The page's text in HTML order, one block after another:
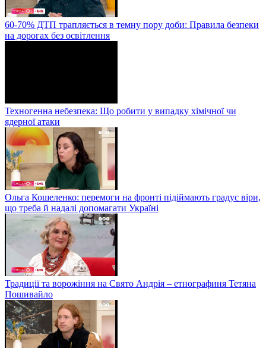
60-70% ДТП трапляється в темну пору доби: Правила безпеки
на дорогах без освітлення
Техногенна небезпека: Що робити у випадку хімічної чи
ядерної атаки
Ольга Кошеленко: перемоги на фронті підіймають градус віри,
що треба й надалі допомагати Україні
Традиції та ворожіння на Свято Андрія – етнографиня Тетяна
Пошивайло